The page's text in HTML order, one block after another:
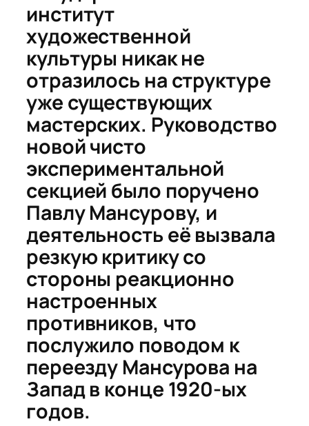
институт
художественной
культуры никак не
отразилось на структуре
уже существующих
мастерских. Руководство
новой чисто
экспериментальной
секцией было поручено
Павлу Мансурову, и
деятельность её вызвала
резкую критику со
стороны реакционно
настроенных
противников, что
послужило поводом к
переезду Мансурова на
Запад в конце 1920-ых
годов.